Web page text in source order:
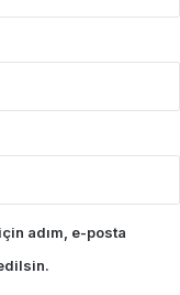
adım, e-posta